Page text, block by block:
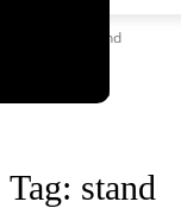
Stand
Tag: stand